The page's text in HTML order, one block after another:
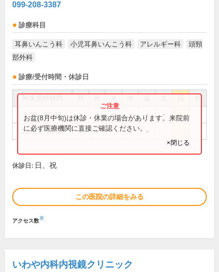
099-208-3387
診療科目
耳鼻いんこう科 小児耳鼻いんこう科 アレルギー科
頭頸
部外科
診療/受付時間・休診日
祝
8:30～12:30 ● ● ● ● ●
14:30～18:00 ● ● ●
お盆(8月中旬)は休診・休業の場合があります。来院前
に必ず医療機関に直接ご確認ください。
×閉じる
休診日: 日、祝
この医院の詳細をみる
アクセス数※
いわや内科内視鏡クリニック